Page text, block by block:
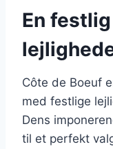
En
Côte de Boeuf
med festlige
Dens
til et perfekt